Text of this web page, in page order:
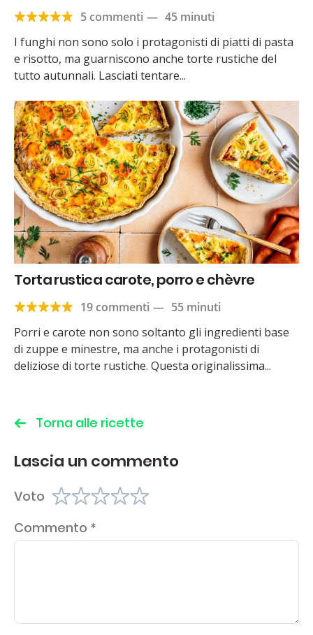
5 commenti — 45 minuti
I funghi non sono solo i protagonisti di piatti di pasta
e risotto, ma guarniscono anche torte rustiche del
tutto autunnali. Lasciati tentare...
Torta rustica carote, porro e chèvre
19 commenti — 55 minuti
Porri e carote non sono soltanto gli ingredienti base
di zuppe e minestre, ma anche i protagonisti di
deliziose di torte rustiche. Questa originalissima...
Torna alle ricette
Lascia un commento
Voto
Commento *